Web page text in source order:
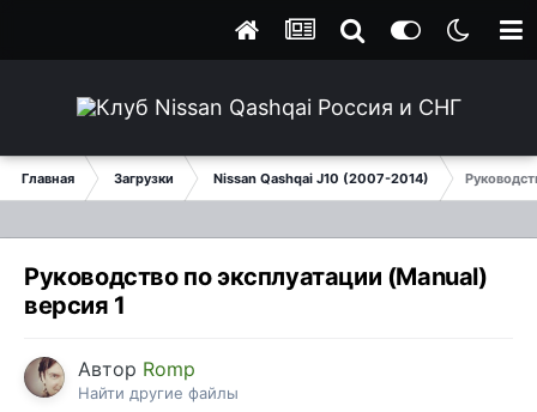
Главная Загрузки Nissan Qashqai J10 (2007-2014)
Руководство по эксплуатации (Manual)
версия 1
Автор Romp
Найти другие файлы